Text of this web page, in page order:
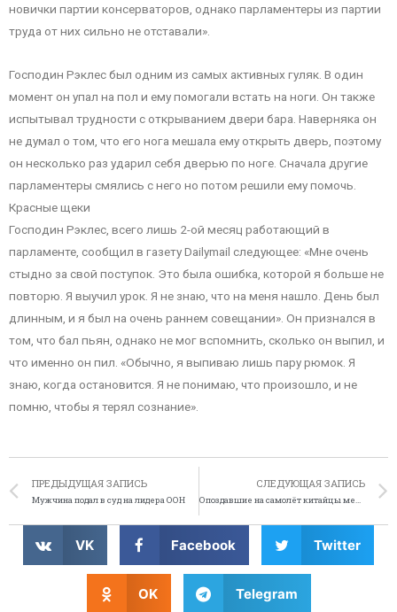
новички партии консерваторов, однако парламентеры из партии
труда от них сильно не отставали».
Господин Рэклес был одним из самых активных гуляк. В один
момент он упал на пол и ему помогали встать на ноги. Он также
испытывал трудности с открыванием двери бара. Наверняка он
не думал о том, что его нога мешала ему открыть дверь, поэтому
он несколько раз ударил себя дверью по ноге. Сначала другие
парламентеры смялись с него но потом решили ему помочь.
Красные щеки
Господин Рэклес, всего лишь 2-ой месяц работающий в
парламенте, сообщил в газету Dailymail следующее: «Мне очень
стыдно за свой поступок. Это была ошибка, которой я больше не
повторю. Я выучил урок. Я не знаю, что на меня нашло. День был
длинным, и я был на очень раннем совещании». Он признался в
том, что бал пьян, однако не мог вспомнить, сколько он выпил, и
что именно он пил. «Обычно, я выпиваю лишь пару рюмок. Я
знаю, когда остановится. Я не понимаю, что произошло, и не
помню, чтобы я терял сознание».
ПРЕДЫДУЩАЯ ЗАПИСЬ
Мужчина подал в суд на лидера ООН
СЛЕДУЮЩАЯ ЗАПИСЬ
Опоздавшие на самолёт китайцы мешали ему взлететь
VK Facebook Twitter
OK Telegram